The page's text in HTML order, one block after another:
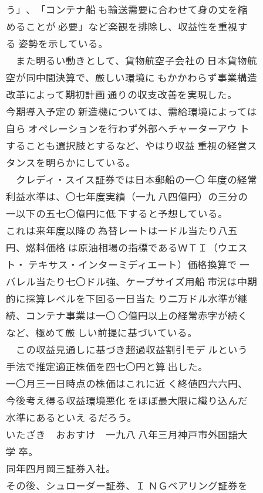
う」、「コンテナ船 も輸送需要に合わせて身の丈を縮
めることが 必要」など楽観を排除し、収益性を重視す
る 姿勢を示している。
また明るい動きとして、貨物航空子会社の 日本貨物航
空が同中間決算で、厳しい環境に もかかわらず事業構造
改革によって期初計画 通りの収支改善を実現した。
今期導入予定の 新造機については、需給環境によっては
自ら オペレーションを行わず外部へチャーターアウ ト
することも選択肢とするなど、やはり収益 重視の経営ス
タンスを明らかにしている。
クレディ・スイス証券では日本郵船の一〇 年度の経常
利益水準は、〇七年度実績（一九 八四億円）の三分の
一以下の五七〇億円に低 下すると予想している。
これは来年度以降の 為替レートは一ドル当たり八五
円、燃料価格 は原油相場の指標であるＷＴＩ（ウエス
ト・ テキサス・インターミディエート）価格換算で 一
バレル当たり七〇ドル強、ケープサイズ用船 市況は中期
的に採算レベルを下回る一日当た り二万ドル水準が継
続、コンテナ事業は一〇 〇億円以上の経常赤字が続く
など、極めて厳 しい前提に基づいている。
この収益見通しに基づき超過収益割引モデ ルという
手法で推定適正株価を四七〇円と算 出した。
一〇月三一日時点の株価はこれに近 く終値四六六円、
今後考え得る収益環境悪化 をほぼ最大限に織り込んだ
水準にあるといえ るだろう。
いたざき おおすけ 一九八 八年三月神戸市外国語大
学 卒。
同年四月岡三証券入社。
その後、シュローダー証券、Ｉ ＮＧベアリング証券を